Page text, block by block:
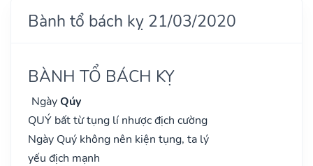
Bành tổ bách kỵ 21/03/2020
BÀNH TỔ BÁCH KỴ
NgàyQúy
QUÝ bất từ tụng lí nhược địch cường
Ngày Quý không nên kiện tụng, ta lý
yếu địch mạnh